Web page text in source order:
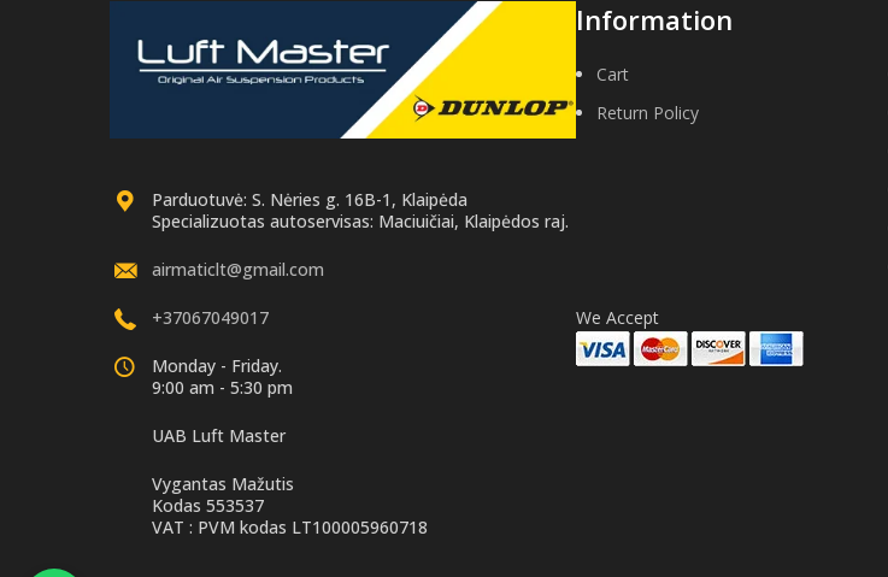
Parduotuvė: S. Nėries g. 16B-1, Klaipėda
Specializuotas autoservisas: Maciuičiai, Klaipėdos raj.
airmaticlt@gmail.com
+37067049017
Monday - Friday.
9:00 am - 5:30 pm
UAB Luft Master
Vygantas Mažutis
Kodas 553537
VAT : PVM kodas LT100005960718
Information
Cart
Return Policy
We Accept